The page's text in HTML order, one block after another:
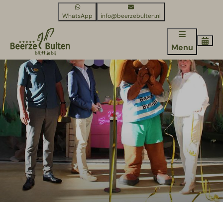
WhatsApp info@beerzebulten.nl
Menu